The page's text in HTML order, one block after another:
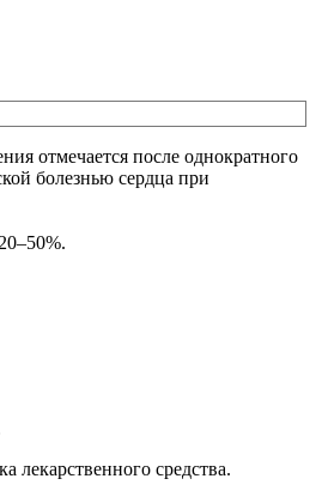
отмечается после однократного
болезнью сердца при
лекарственного средства.